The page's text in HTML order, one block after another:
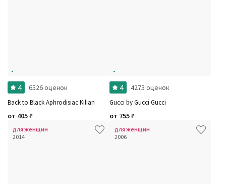
4 6526 оценок
Back to Black Aphrodisiac Kilian
от 405₽
4 4275 оценок
Gucci by Gucci Gucci
от 755₽
для женщин
2014
для женщин
2006